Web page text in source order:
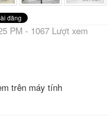
PM - 1067 Lượt xem
trên máy tính